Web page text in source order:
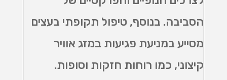
הסביבה. בנוסף, טיפול תקופתי בעצים
מסייע במניעת פגיעות במזג אוויר
קיצוני, כמו רוחות חזקות וסופות.